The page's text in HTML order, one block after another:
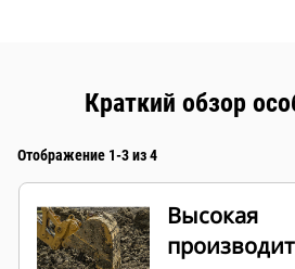
Краткий обзор
Отображение 1-3 из 4
Высокая